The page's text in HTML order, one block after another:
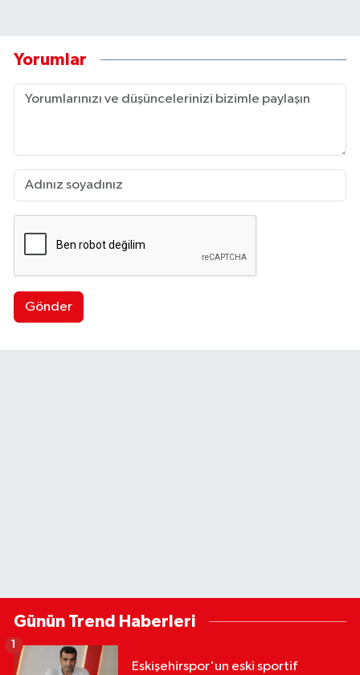
Yorumlar
Gönder
Günün Trend Haberleri
Eskişehirspor'un eski sportif